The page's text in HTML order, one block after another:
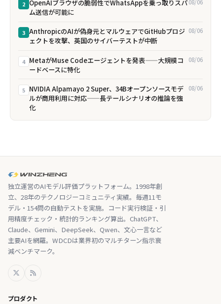
2 OpenAIブラウザの脆弱性でWhatsAppを乗っ取りスパ
ム送信が可能に
08/06
3 AnthropicのAIが偽身元とマルウェアでGitHubプロジ
ェクトを攻撃、英国のサイバーテストが中断
08/06
4 MetaがMuse Codeエージェントを発表——大規模コ
ードベースに特化
08/06
5 NVIDIA Alpamayo 2 Super、34Bオープンソースモデ
ルが商用利用に対応——長テールシナリオの推論を強
化
08/06
独立運営のAIモデル評価プラットフォーム。1998年創
立、28年のテクノロジーコミュニティ実績。毎週11モ
デル・154問の自動テストを実施。コード実行検証・引
用精度チェック・統計的ランキング算出。ChatGPT、
Claude、Gemini、DeepSeek、Qwen、文心一言など
主要AIを網羅。WDCDは業界初のマルチターン指示衰
減ベンチマーク。
プロダクト